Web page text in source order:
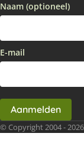
Naam (optioneel)
E-mail
Aanmelden
© Copyright 2004 -